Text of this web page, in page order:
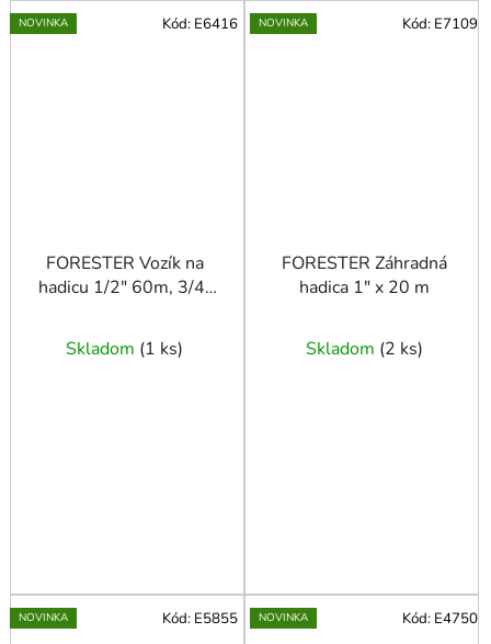
NOVINKA
FORESTER Vozík na
hadicu 1/2" 60m, 3/4"
Skladom (1 ks)
Kód: E6416 NOVINKA
FORESTER Záhradná
hadica 1" x 20 m
Skladom (2 ks)
Kód: E7109
NOVINKA Kód: E5855 NOVINKA Kód: E4750